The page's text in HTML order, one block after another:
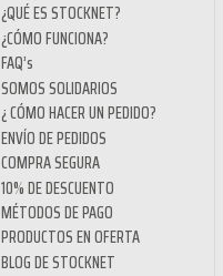
¿QUÉ ES STOCKNET?
¿CÓMO FUNCIONA?
FAQ’s
SOMOS SOLIDARIOS
¿ CÓMO HACER UN PEDIDO?
ENVÍO DE PEDIDOS
COMPRA SEGURA
10% DE DESCUENTO
MÉTODOS DE PAGO
PRODUCTOS EN OFERTA
BLOG DE STOCKNET